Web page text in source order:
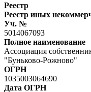
Реестр
Реестр иных
Уч. №
5014067093
Полное наименование
Ассоциация
"Буньково-Рожново"
ОГРН
1035003064690
Дата ОГРН